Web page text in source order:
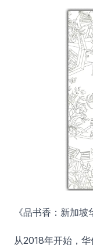
《品书香：新加坡
从2018年开始，